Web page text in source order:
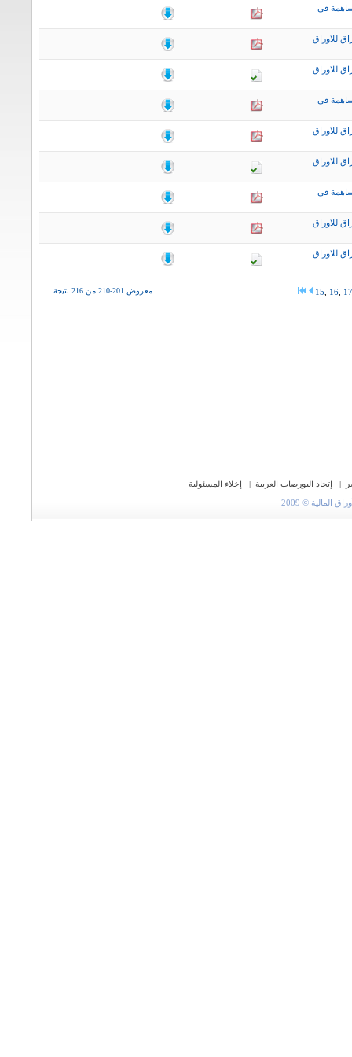
في
للاوراق
للاوراق
في
للاوراق
للاوراق
في
للاوراق
للاوراق
معروض 201-210 من 216 نتيجة 15 16 17
| إتحاد البورصات العربية |
إخلاء المسئولية
© 2009